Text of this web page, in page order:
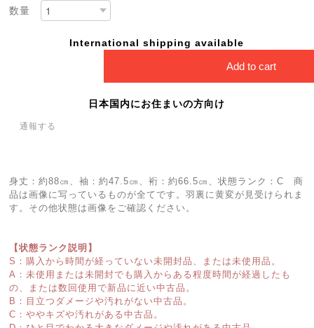
数量
International shipping available
Add to cart
日本国内にお住まいの方向け
通報する
身丈：約88㎝、袖：約47.5㎝、裄：約66.5㎝、状態ランク：C 商
品は画像に写っているものが全てです。羽裏に黄変が見受けられま
す。その他状態は画像をご確認ください。
【状態ランク説明】
S：購入から時間が経っていない未開封品、または未使用品。
A：未使用または未開封でも購入からある程度時間が経過したも
の、または数回使用で新品に近い中古品。
B：目立つダメージや汚れがない中古品。
C：ややキズや汚れがある中古品。